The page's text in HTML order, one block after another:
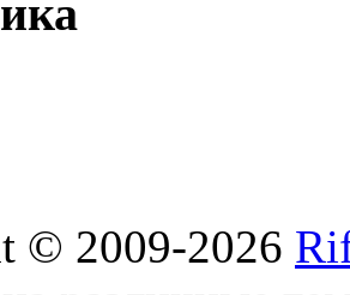
© 2009-2026